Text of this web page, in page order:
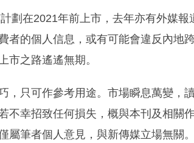
劃在2021年前上市，去年亦有外媒報
者的個人信息，或有可能會違反內地
市之路遙遙無期。
，只可作參考用途。市場瞬息萬變，
不幸招致任何損失，概與本刊及相關
屬筆者個人意見，與新傳媒立場無關